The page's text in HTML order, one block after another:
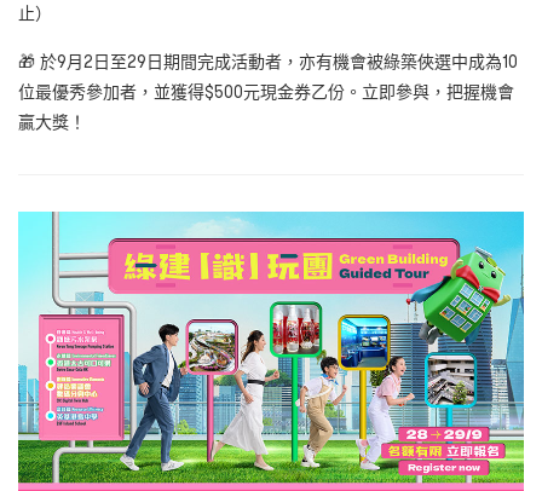
止）
🎁 於9月2日至29日期間完成活動者，亦有機會被綠築俠選中成為10
位最優秀參加者，並獲得$500元現金券乙份。立即參與，把握機會
贏大獎！